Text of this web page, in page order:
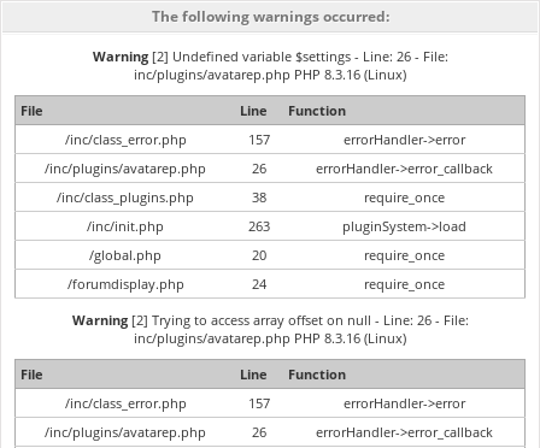
The following warnings occurred:
Warning[2] Undefined variable $settings - Line: 26 - File:
inc/plugins/avatarep.php PHP 8.3.16 (Linux)
File
Line
Function
/inc/class_error.php
157
errorHandler->error
/inc/plugins/avatarep.php
26
errorHandler->error_callback
/inc/class_plugins.php
38
require_once
/inc/init.php
263
pluginSystem->load
/global.php
20
require_once
/forumdisplay.php
24
require_once
Warning[2] Trying to access array offset on null - Line: 26 - File:
inc/plugins/avatarep.php PHP 8.3.16 (Linux)
File
Line
Function
/inc/class_error.php
157
errorHandler->error
/inc/plugins/avatarep.php
26
errorHandler->error_callback